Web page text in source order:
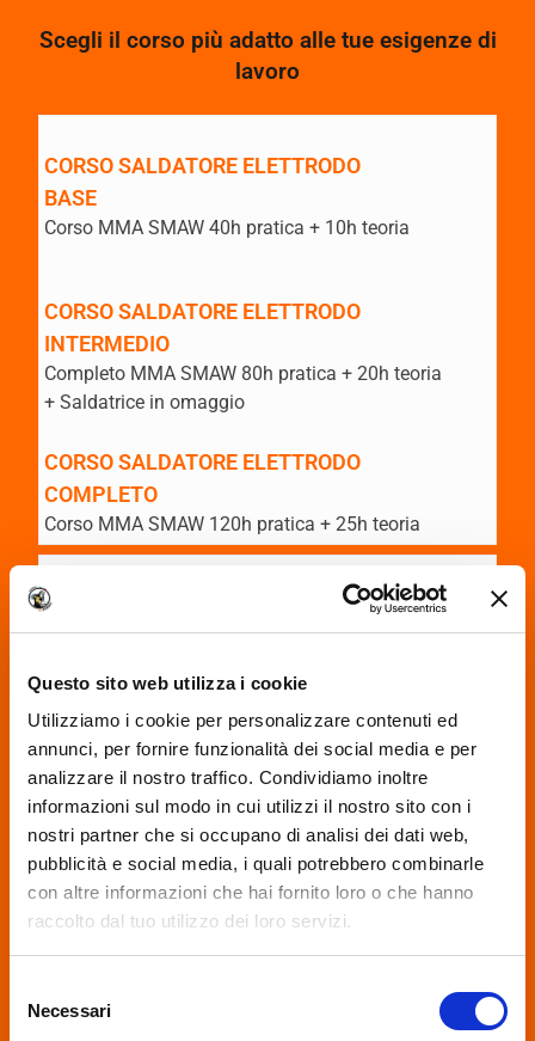
Questo sito web utilizza i cookie
Utilizziamo i cookie per personalizzare contenuti ed
annunci, per fornire funzionalità dei social media e per
analizzare il nostro traffico. Condividiamo inoltre
informazioni sul modo in cui utilizzi il nostro sito con i
nostri partner che si occupano di analisi dei dati web,
pubblicità e social media, i quali potrebbero combinarle
con altre informazioni che hai fornito loro o che hanno
raccolto dal tuo utilizzo dei loro servizi.
process your information.
delNecessari
Scegli il corso più adatto alle tue esigenze di
lavoro
CORSO SALDATORE ELETTRODO
BASE
Corso MMA SMAW 40h pratica + 10h teoria
CORSO SALDATORE ELETTRODO
INTERMEDIO
Completo MMA SMAW 80h pratica + 20h teoria
+ Saldatrice in omaggio
CORSO SALDATORE ELETTRODO
COMPLETO
Corso MMA SMAW 120h pratica + 25h teoria
CORSO SALDATORE TIG
BASE
CORSO SALDATORE TIG
INTERMEDIO
Completo GTAW 80h pratica + 20h teoria
+ Saldatrice in Omaggio
CORSO SALDATORE TIG
COMPLETO
Completo GTAW 96h pratica + 20h teoria